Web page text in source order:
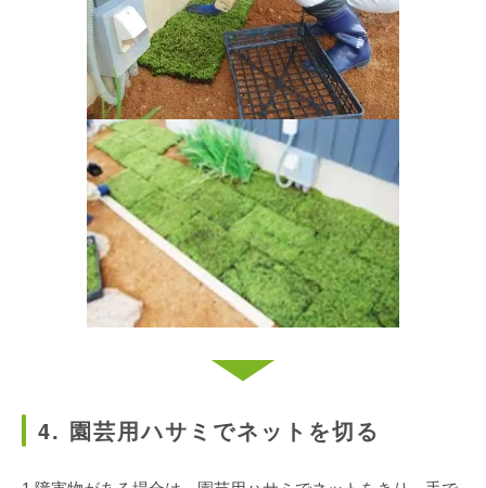
4. 園芸用ハサミでネットを切る